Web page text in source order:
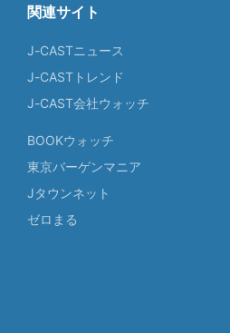
関連サイト
J-CASTニュース
J-CASTトレンド
J-CAST会社ウォッチ
BOOKウォッチ
東京バーゲンマニア
Jタウンネット
ゼロまる